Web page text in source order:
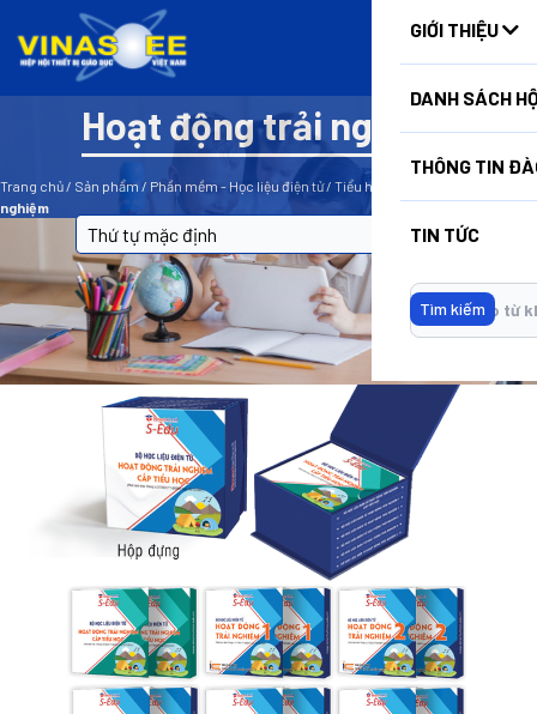
HUẤN
GIỚI THIỆU
DANH SÁCH
THÔNG TIN
TIN TỨC
Tìm kiếm
Hoạt động trải nghiệm
Trang chủ/ Sản phẩm / Phần mềm - Học liệu điện tử/ Tiểu học
nghiệm
BỘ LỌC